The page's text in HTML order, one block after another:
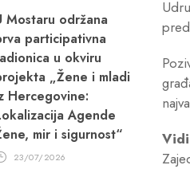
Mostaru održana
participativna
u okviru
„Žene i mladi
Hercegovine:
Agende
mir i sigurnost“
23/07/2026